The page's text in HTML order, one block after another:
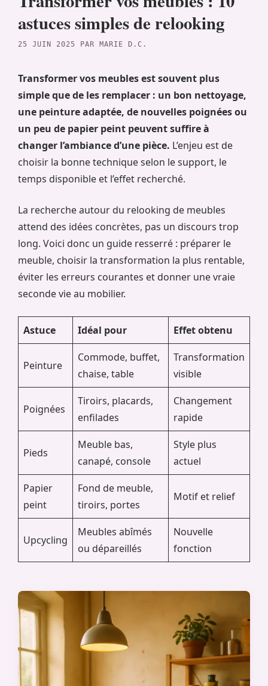
astuces simples de relooking
25 JUIN 2025 PAR MARIE D.C.
Transformer vos meubles est souvent plus
simple que de les remplacer : un bon nettoyage,
une peinture adaptée, de nouvelles poignées ou
un peu de papier peint peuvent suffire à
changer l’ambiance d’une pièce. L’enjeu est de
choisir la bonne technique selon le support, le
temps disponible et l’effet recherché.
La recherche autour du relooking de meubles
attend des idées concrètes, pas un discours trop
long. Voici donc un guide resserré : préparer le
meuble, choisir la transformation la plus rentable,
éviter les erreurs courantes et donner une vraie
seconde vie au mobilier.
Astuce Idéal pour Effet obtenu
Peinture
Commode, buffet,
chaise, table
Transformation
visible
Poignées
Tiroirs, placards,
enfilades
Changement
rapide
Pieds
Meuble bas,
canapé, console
Style plus
actuel
Papier
peint
Fond de meuble,
tiroirs, portes
Motif et relief
Upcycling
Meubles abîmés
ou dépareillés
Nouvelle
fonction